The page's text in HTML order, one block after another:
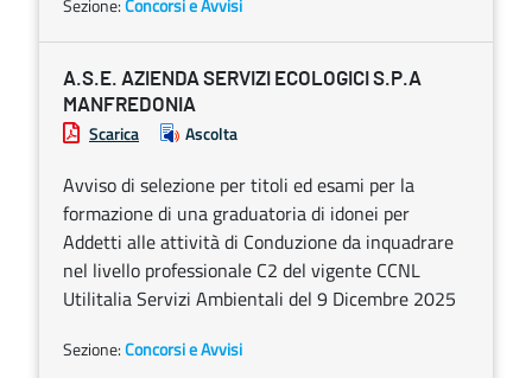
Sezione:Concorsi e Avvisi
A.S.E. AZIENDA SERVIZI ECOLOGICI S.P.A
MANFREDONIA
Scarica Ascolta
Avviso di selezione per titoli ed esami per la
formazione di una graduatoria di idonei per
Addetti alle attività di Conduzione da inquadrare
nel livello professionale C2 del vigente CCNL
Utilitalia Servizi Ambientali del 9 Dicembre 2025
Sezione:Concorsi e Avvisi